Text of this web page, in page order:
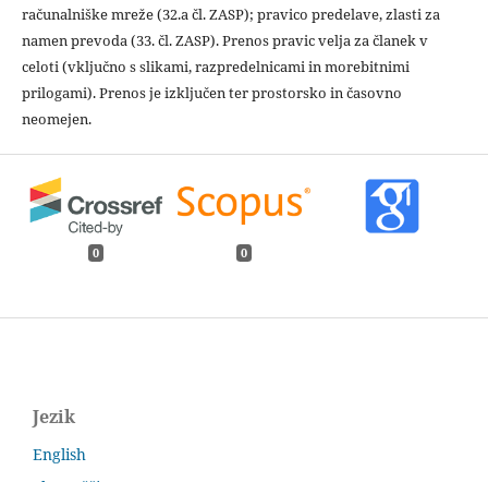
računalniške mreže (32.a čl. ZASP); pravico predelave, zlasti za
namen prevoda (33. čl. ZASP). Prenos pravic velja za članek v
celoti (vključno s slikami, razpredelnicami in morebitnimi
prilogami). Prenos je izključen ter prostorsko in časovno
neomejen.
0 0
Jezik
English